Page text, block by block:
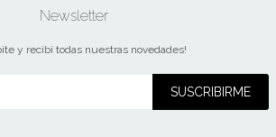
Newsletter
y recibí todas nuestras novedades!
SUSCRIBIRME